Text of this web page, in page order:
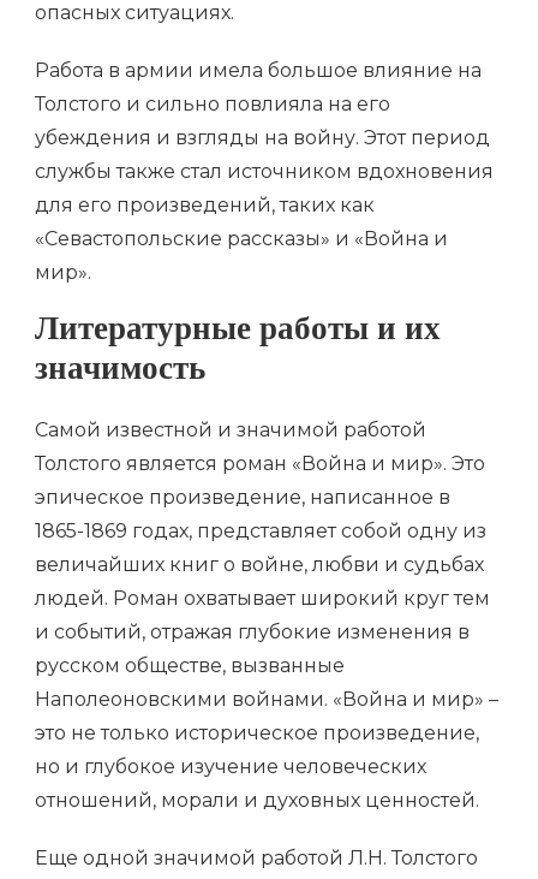
опасных ситуациях.
Работа в армии имела большое влияние на
Толстого и сильно повлияла на его
убеждения и взгляды на войну. Этот период
службы также стал источником вдохновения
для его произведений, таких как
«Севастопольские рассказы» и «Война и
мир».
Литературные работы и их
значимость
Самой известной и значимой работой
Толстого является роман «Война и мир». Это
эпическое произведение, написанное в
1865-1869 годах, представляет собой одну из
величайших книг о войне, любви и судьбах
людей. Роман охватывает широкий круг тем
и событий, отражая глубокие изменения в
русском обществе, вызванные
Наполеоновскими войнами. «Война и мир» –
это не только историческое произведение,
но и глубокое изучение человеческих
отношений, морали и духовных ценностей.
Еще одной значимой работой Л.Н. Толстого